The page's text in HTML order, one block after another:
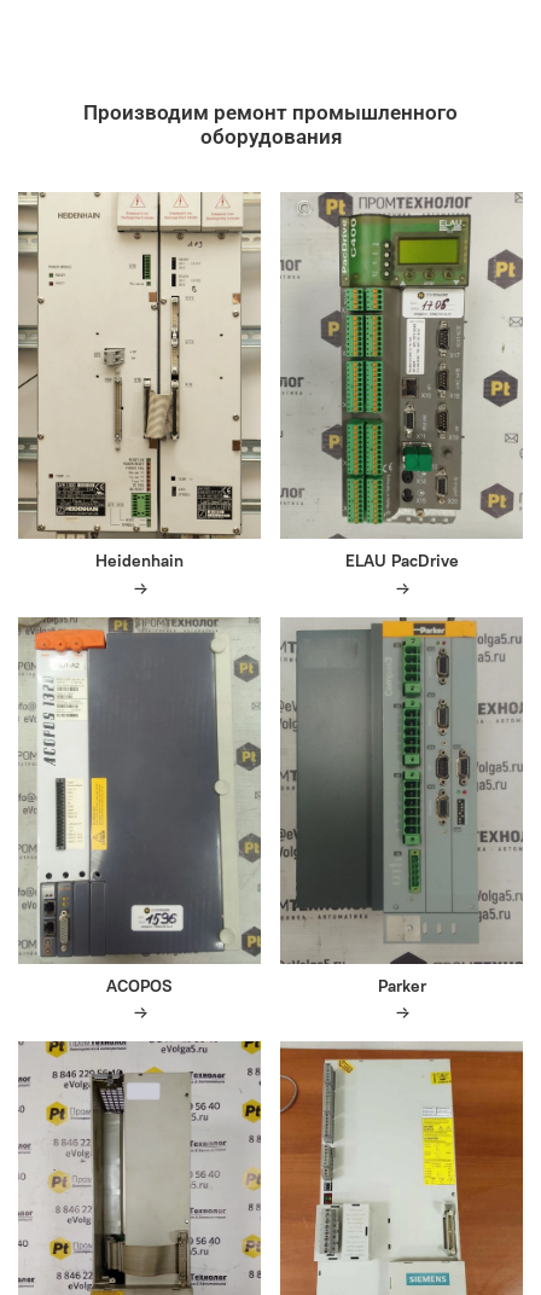
Производим ремонт промышленного
оборудования
Heidenhain ELAU PacDrive
ACOPOS Parker